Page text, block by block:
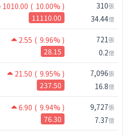
1010.00 ( 10.00% )
11110.00
310張
34.44億
2.55 ( 9.96% )
28.15
721張
0.2億
21.50 ( 9.95% )
237.50
7,096張
16.8億
6.90 ( 9.94% )
76.30
9,727張
7.37億